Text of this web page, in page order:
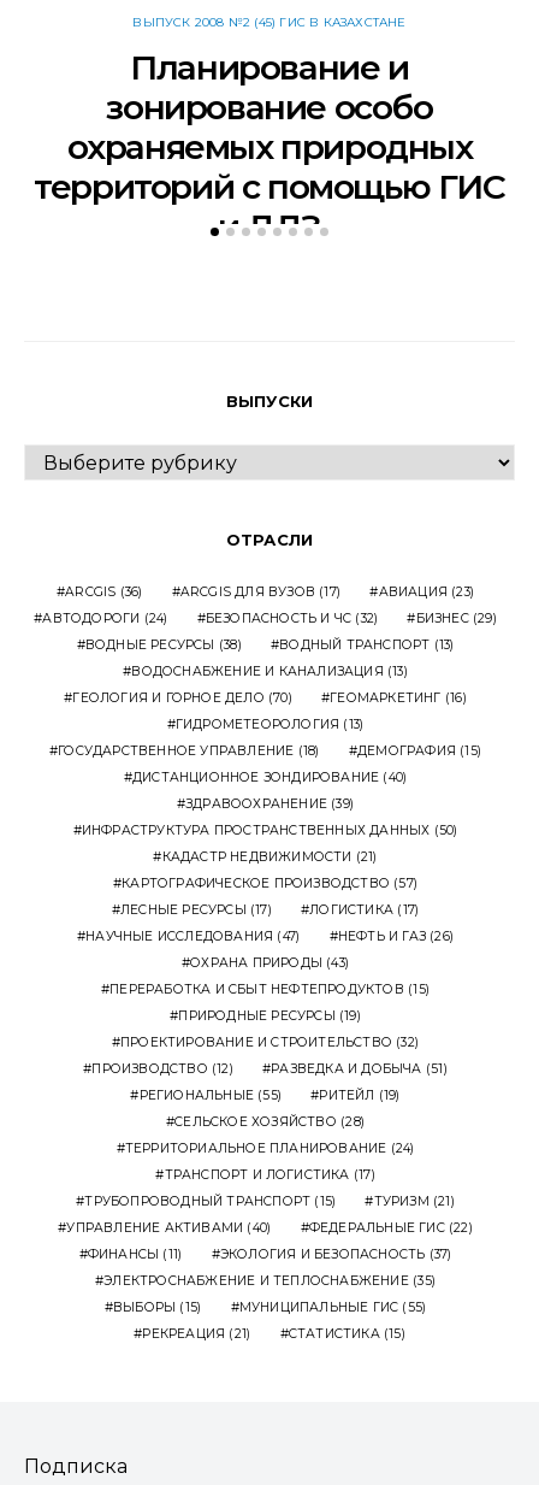
ВЫПУСК 2008 №2 (45) ГИС В КАЗАХСТАНЕ
Планирование и
зонирование особо
охраняемых природных
территорий с помощью ГИС
и ДДЗ
ВЫПУСКИ
ВЫПУСКИ
ОТРАСЛИ
ARCGIS (36) ARCGIS ДЛЯ ВУЗОВ (17) АВИАЦИЯ (23)
АВТОДОРОГИ (24) БЕЗОПАСНОСТЬ И ЧС (32) БИЗНЕС(29)
ВОДНЫЕ РЕСУРСЫ
(38) ВОДНЫЙ ТРАНСПОРТ (13)
ВОДОСНАБЖЕНИЕ И КАНАЛИЗАЦИЯ (13)
ГЕОЛОГИЯ И ГОРНОЕ ДЕЛО (70) ГЕОМАРКЕТИНГ (16)
ГИДРОМЕТЕОРОЛОГИЯ (13)
ГОСУДАРСТВЕННОЕ УПРАВЛЕНИЕ (18) ДЕМОГРАФИЯ (15)
ДИСТАНЦИОННОЕ ЗОНДИРОВАНИЕ (40)
ЗДРАВООХРАНЕНИЕ (39)
ИНФРАСТРУКТУРА ПРОСТРАНСТВЕННЫХ ДАННЫХ (50)
КАДАСТР НЕДВИЖИМОСТИ (21)
КАРТОГРАФИЧЕСКОЕ ПРОИЗВОДСТВО (57)
ЛЕСНЫЕ РЕСУРСЫ (17) ЛОГИСТИКА (17)
НАУЧНЫЕ ИССЛЕДОВАНИЯ (47) НЕФТЬ И ГАЗ(26)
ОХРАНА ПРИРОДЫ (43)
ПЕРЕРАБОТКА И СБЫТ НЕФТЕПРОДУКТОВ (15)
ПРИРОДНЫЕ РЕСУРСЫ (19)
ПРОЕКТИРОВАНИЕ И СТРОИТЕЛЬСТВО (32)
ПРОИЗВОДСТВО (12) РАЗВЕДКА И ДОБЫЧА (51)
РЕГИОНАЛЬНЫЕ (55) РИТЕЙЛ (19)
СЕЛЬСКОЕ ХОЗЯЙСТВО (28)
ТЕРРИТОРИАЛЬНОЕ ПЛАНИРОВАНИЕ (24)
ТРАНСПОРТ И ЛОГИСТИКА (17)
ТРУБОПРОВОДНЫЙ ТРАНСПОРТ (15) ТУРИЗМ (21)
УПРАВЛЕНИЕ АКТИВАМИ (40) ФЕДЕРАЛЬНЫЕ ГИС(22)
ФИНАНСЫ (11) ЭКОЛОГИЯ И БЕЗОПАСНОСТЬ (37)
ЭЛЕКТРОСНАБЖЕНИЕ И ТЕПЛОСНАБЖЕНИЕ(35)
ВЫБОРЫ (15) МУНИЦИПАЛЬНЫЕ ГИС (55)
РЕКРЕАЦИЯ (21) СТАТИСТИКА(15)
Подписка